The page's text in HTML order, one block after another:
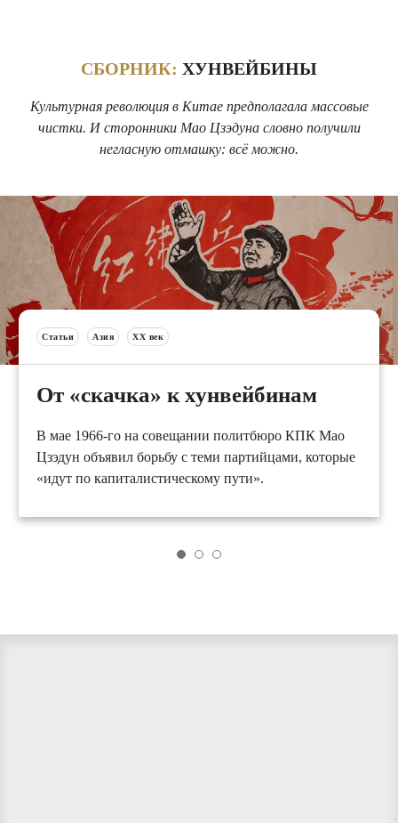
СБОРНИК: ХУНВЕЙБИНЫ
Культурная революция в Китае предполагала массовые
чистки. И сторонники Мао Цзэдуна словно получили
негласную отмашку: всё можно.
Статьи Азия XX век
От «скачка» к хунвейбинам
В мае 1966-го на совещании политбюро КПК Мао
Цзэдун объявил борьбу с теми партийцами, которые
«идут по капиталистическому пути».